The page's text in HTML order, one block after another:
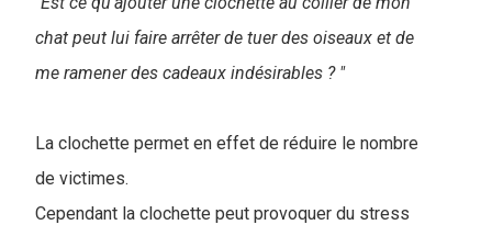
chat peut lui faire arrêter de tuer des oiseaux et de
me ramener des cadeaux indésirables ? "
La clochette permet en effet de réduire le nombre
de victimes.
Cependant la clochette peut provoquer du stress